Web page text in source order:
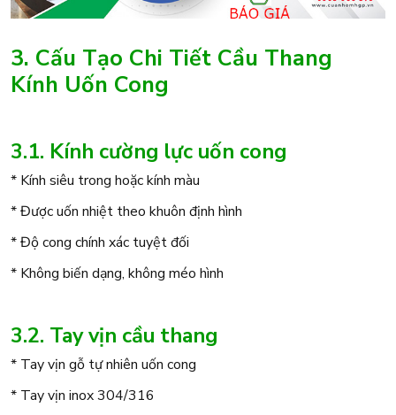
3. Cấu Tạo Chi Tiết Cầu Thang
Kính Uốn Cong
3.1. Kính cường lực uốn cong
* Kính siêu trong hoặc kính màu
* Được uốn nhiệt theo khuôn định hình
* Độ cong chính xác tuyệt đối
* Không biến dạng, không méo hình
3.2. Tay vịn cầu thang
* Tay vịn gỗ tự nhiên uốn cong
* Tay vịn inox 304/316